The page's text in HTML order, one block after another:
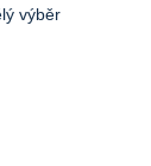
výběr